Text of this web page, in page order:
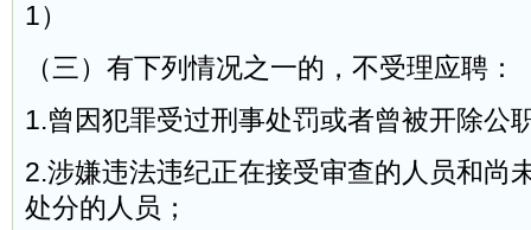
1）
（三）有下列情况之一的，不受理应聘：
1.曾因犯罪受过刑事处罚或者曾被开除公
2.涉嫌违法违纪正在接受审查的人员和尚
处分的人员；